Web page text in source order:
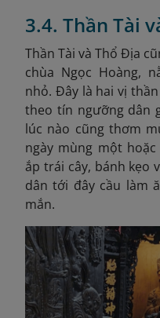
3.4. Thần Tài
Thần Tài và Thổ Địa
chùa Ngọc Hoàng,
nhỏ. Đây là hai vị
theo tín ngưỡng dân
lúc nào cũng thơm
ngày mùng một
ắp trái cây, bánh kẹo
dân tới đây cầu làm
mắn.